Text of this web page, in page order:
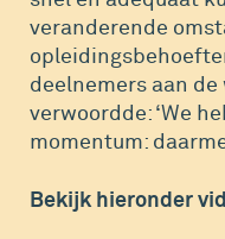
veranderende
deelnemers aan
verwoordde: ‘We
momentum:
Bekijk hieronder